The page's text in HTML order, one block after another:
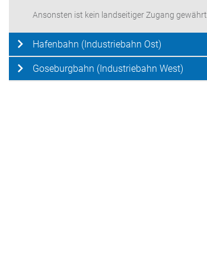
Ansonsten ist kein landseitiger Zugang gewährt.
Hafenbahn (Industriebahn Ost)
Goseburgbahn (Industriebahn West)